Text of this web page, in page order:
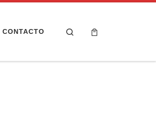
CONTACTO Search